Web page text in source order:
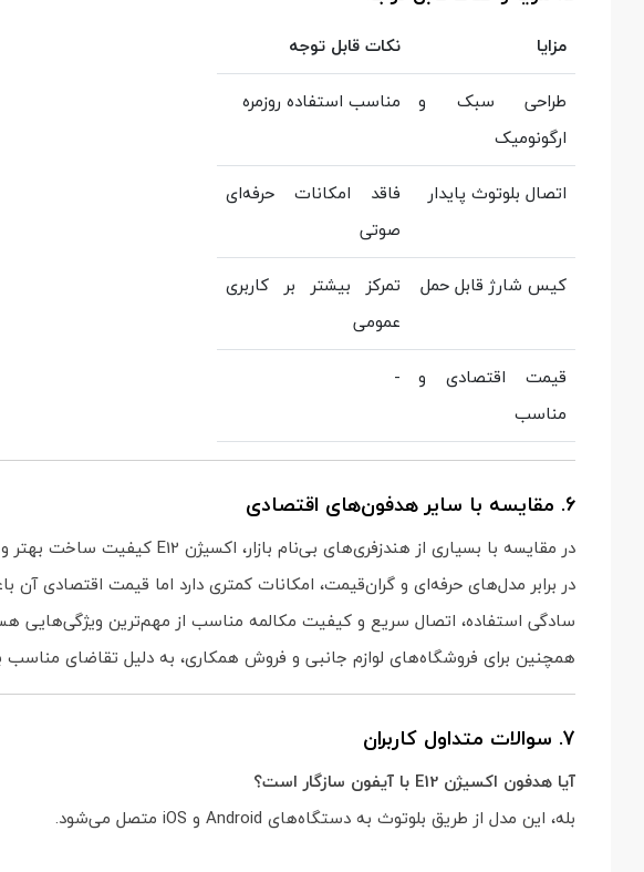
مزایا
نکات قابل توجه
طراحی سبک و
ارگونومیک
مناسب استفاده روزمره
اتصال بلوتوث پایدار
فاقد امکانات حرفه‌ای
صوتی
کیس شارژ قابل حمل
تمرکز بیشتر بر کاربری
عمومی
قیمت اقتصادی و
مناسب
-
6. مقایسه با سایر هدفون‌های اقتصادی
در مقایسه با بسیاری از هندزفری‌های بی‌نام بازار، اکسیژن E12 کیفیت ساخت بهتر و طراحی مطمئن‌تری ارائه می‌دهد و برای استفاده روزمره گزینه‌ای قابل اعتماد محسوب می‌شود.
در برابر مدل‌های حرفه‌ای و گران‌قیمت، امکانات کمتری دارد اما قیمت اقتصادی
سادگی استفاده، اتصال سریع و کیفیت مکالمه مناسب از مهم‌ترین ویژگی‌هایی
همچنین برای فروشگاه‌های لوازم جانبی و فروش همکاری، به دلیل تقاضای مناسب
7. سوالات متداول کاربران
آیا هدفون اکسیژن E12 با آیفون سازگار است؟
بله، این مدل از طریق بلوتوث به دستگاه‌های Android و iOS متصل می‌شود.